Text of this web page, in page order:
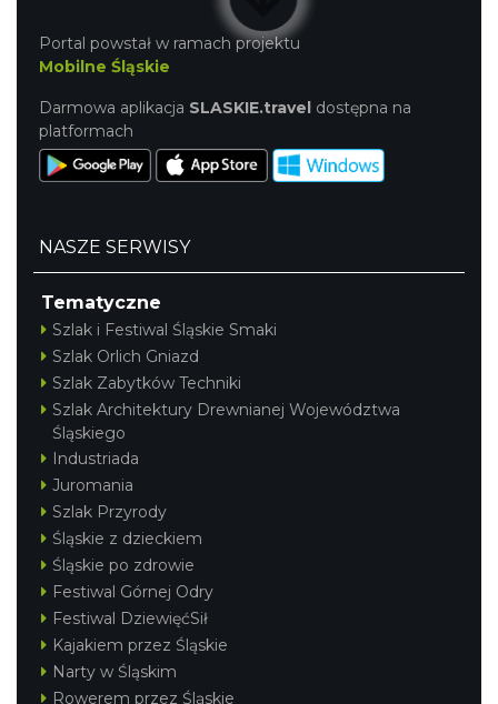
Portal powstał w ramach projektu
Mobilne Śląskie
Darmowa aplikacja SLASKIE.travel dostępna na
platformach
NASZE SERWISY
Tematyczne
Szlak i Festiwal Śląskie Smaki
Szlak Orlich Gniazd
Szlak Zabytków Techniki
Szlak Architektury Drewnianej Województwa
Śląskiego
Industriada
Juromania
Szlak Przyrody
Śląskie z dzieckiem
Śląskie po zdrowie
Festiwal Górnej Odry
Festiwal DziewięćSił
Kajakiem przez Śląskie
Narty w Śląskim
Rowerem przez Śląskie